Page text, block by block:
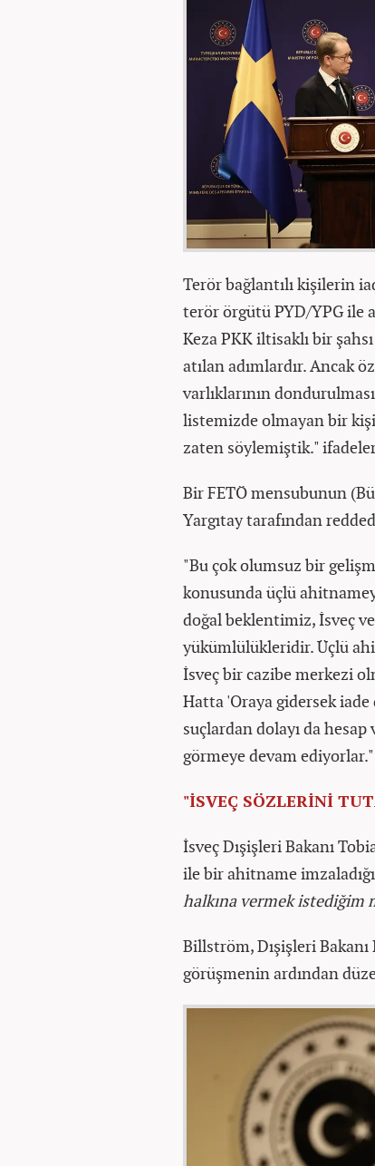
Terör bağlantılı kişilerin
terör örgütü PYD/YPG ile
Keza PKK iltisaklı bir
atılan adımlardır. Ancak
varlıklarının
listemizde olmayan bir
zaten söylemiştik."
Bir FETÖ mensubunun
Yargıtay tarafından
"Bu çok olumsuz bir
konusunda üçlü
doğal beklentimiz, İsveç
yükümlülükleridir. Üçlü
İsveç bir cazibe merkezi
Hatta 'Oraya gidersek iade
suçlardan dolayı da
görmeye devam ediyorlar."
"İSVEÇ SÖZLERİNİ
İsveç Dışişleri Bakanı
ile bir ahitname
halkına vermek istediğim
Billström, Dışişleri
görüşmenin ardından